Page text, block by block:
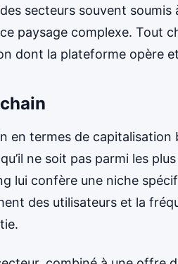
secteurs souvent
paysage complexe. Tout
dont la plateforme opère et
en termes de
ne soit pas parmi les
lui confère une niche
des utilisateurs et la